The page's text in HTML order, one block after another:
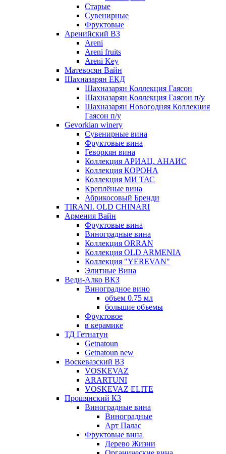
Старые
Сувенирные
Фруктовые
Аренийский ВЗ
Areni
Areni fruits
Areni Key
Матевосян Вайн
Шахназарян ЕКД
Шахназарян Коллекция Гаясон
Шахназарян Коллекция Гаясон п/у
Шахназарян Новогодняя Коллекция
Гаясон п/у
Gevorkian winery
Сувенирные вина
Фруктовые вина
Геворкян вина
Коллекция АРИАЦ. АНАИС
Коллекция КОРОНА
Коллекция МИ ТАС
Креплёные вина
Абрикосовый Бренди
TIRANI. OLD CHINARI
Армения Вайн
Фруктовые вина
Виноградные вина
Коллекция ORRAN
Коллекция OLD ARMENIA
Коллекция "YEREVAN"
Элитные Вина
Веди-Алко ВКЗ
Виноградное вино
объем 0.75 мл
большие объемы
Фруктовое
в керамике
ТД Гетнатун
Getnatoun
Getnatoun new
Воскевазский ВЗ
VOSKEVAZ
ARARTUNI
VOSKEVAZ ELITE
Прошянский КЗ
Виноградные вина
Виноградные
Арт Палас
Фруктовые вина
Дерево Жизни